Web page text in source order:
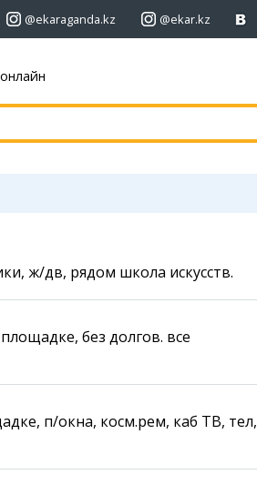
@ekaraganda.kz @ekar.kz
Электроника
Караганда
Балхаш
ж/дв, рядом школа искусств.
без долгов. все
п/окна, косм.рем, каб ТВ, тел,